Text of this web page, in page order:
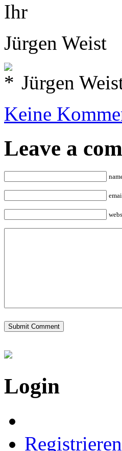
Ihr
Jürgen Weist
Jürgen
Keine
Leave a
Login
Registrieren